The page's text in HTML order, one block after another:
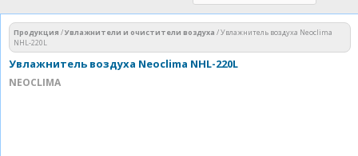
Вы здесь
Продукция /Увлажнители и очистители воздуха /Увлажнитель воздуха Neoclima
NHL-220L
Увлажнитель воздуха Neoclima NHL-220L
NEOCLIMA